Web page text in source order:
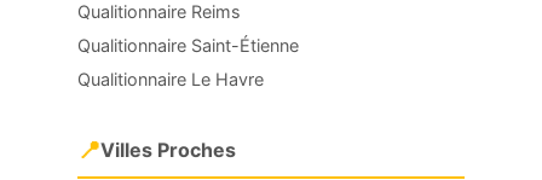
Qualitionnaire Reims
Qualitionnaire Saint-Étienne
Qualitionnaire Le Havre
📍Villes Proches